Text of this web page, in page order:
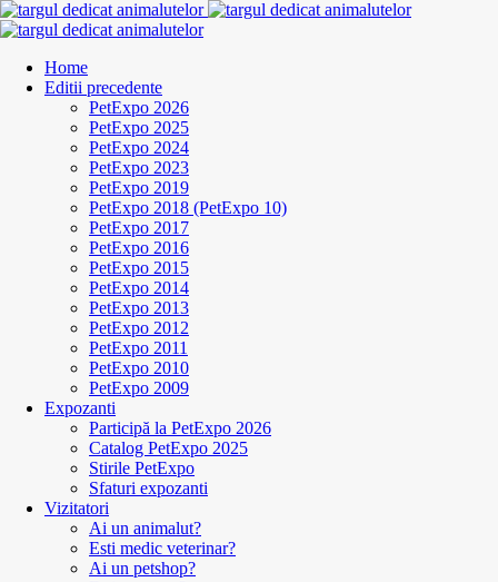
Home
Editii precedente
PetExpo 2026
PetExpo 2025
PetExpo 2024
PetExpo 2023
PetExpo 2019
PetExpo 2018 (PetExpo 10)
PetExpo 2017
PetExpo 2016
PetExpo 2015
PetExpo 2014
PetExpo 2013
PetExpo 2012
PetExpo 2011
PetExpo 2010
PetExpo 2009
Expozanti
Participă la PetExpo 2026
Catalog PetExpo 2025
Stirile PetExpo
Sfaturi expozanti
Vizitatori
Ai un animalut?
Esti medic veterinar?
Ai un petshop?